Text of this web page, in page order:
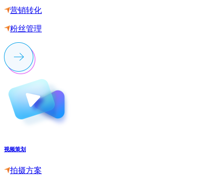
营销转化
粉丝管理
视频策划
拍摄方案